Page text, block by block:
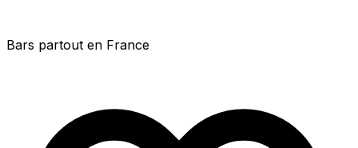
Bars partout en France